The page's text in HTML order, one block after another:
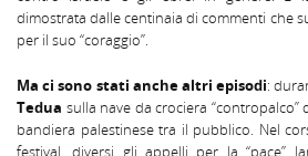
dimostrata dalle centinaia di commenti che
per il suo “coraggio”.
Ma ci sono stati anche altri episodi:
Tedua sulla nave da crociera “contropalco”
bandiera palestinese tra il pubblico. Nel
festival, diversi gli appelli per la “pace”